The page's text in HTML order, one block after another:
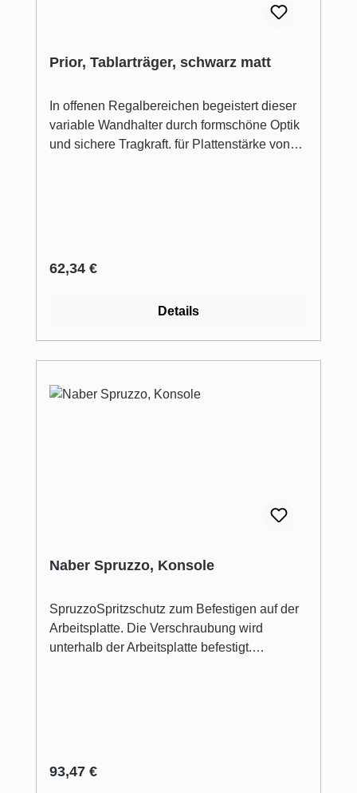
Prior, Tablarträger, schwarz matt
In offenen Regalbereichen begeistert dieser
variable Wandhalter durch formschöne Optik
und sichere Tragkraft. für Plattenstärke von
Regulärer Preis:
62,34 €
Details
Naber Spruzzo, Konsole
SpruzzoSpritzschutz zum Befestigen auf der
Arbeitsplatte. Die Verschraubung wird
unterhalb der Arbeitsplatte befestigt.
Regulärer Preis:
93,47 €